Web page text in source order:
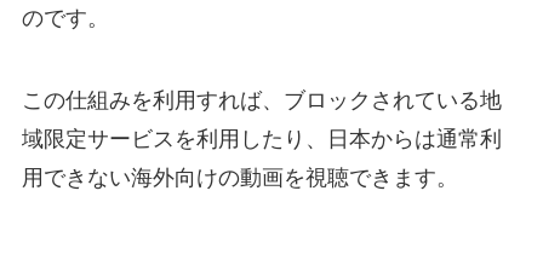
のです。
この仕組みを利用すれば、ブロックされている地
域限定サービスを利用したり、日本からは通常利
用できない海外向けの動画を視聴できます。